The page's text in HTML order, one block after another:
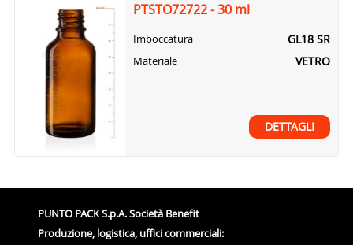
PTSTO72722 - 30 ml
Imboccatura GL18 SR
Materiale VETRO
DETTAGLI
PUNTO PACK S.p.A. Società Benefit
Produzione, logistica, uffici commerciali: